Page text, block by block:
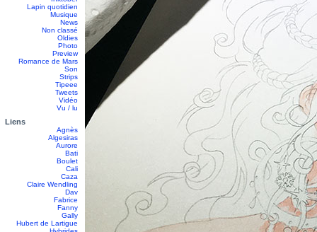
Lapin quotidien
Musique
News
Non classé
Oldies
Photo
Preview
Romance de Mars
Son
Strips
Tipeee
Tweets
Vidéo
Vu / lu
Liens
Agnès
Algesiras
Aurore
Bati
Boulet
Cali
Caza
Claire Wendling
Dav
Fabrice
Fanny
Gally
Hubert de Lartigue